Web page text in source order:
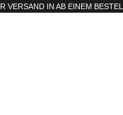
VERSAND IN AB EINEM